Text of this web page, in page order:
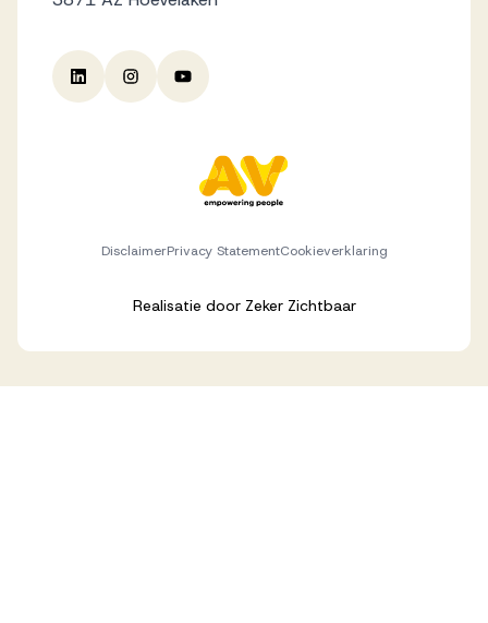
DisclaimerPrivacy StatementCookieverklaring
Realisatie door Zeker Zichtbaar